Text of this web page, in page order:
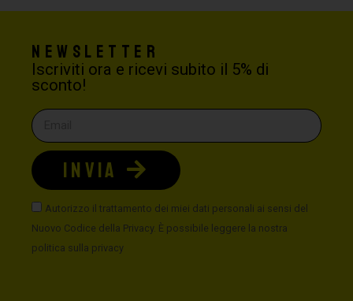
Newsletter
Iscriviti ora e ricevi subito il 5% di
sconto!
Autorizzo il trattamento dei miei dati personali ai sensi del
Nuovo Codice della Privacy. È possibile leggere la nostra
politica sulla privacy
INVIA